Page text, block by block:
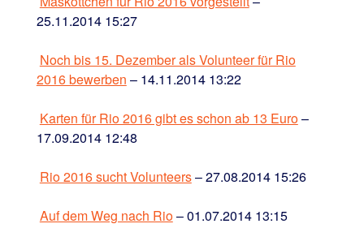
25.11.2014 15:27
Noch bis 15. Dezember als Volunteer für Rio
2016 bewerben – 14.11.2014 13:22
Karten für Rio 2016 gibt es schon ab 13 Euro–
17.09.2014 12:48
Rio 2016 sucht Volunteers– 27.08.2014 15:26
Auf dem Weg nach Rio– 01.07.2014 13:15